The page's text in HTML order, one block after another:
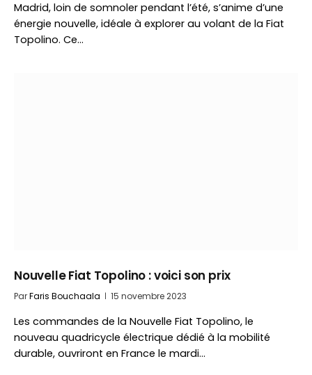
Madrid, loin de somnoler pendant l’été, s’anime d’une
énergie nouvelle, idéale à explorer au volant de la Fiat
Topolino. Ce…
Nouvelle Fiat Topolino : voici son prix
ParFaris Bouchaala 15 novembre 2023
Les commandes de la Nouvelle Fiat Topolino, le
nouveau quadricycle électrique dédié à la mobilité
durable, ouvriront en France le mardi…